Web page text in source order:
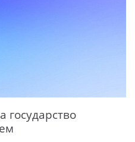
государство